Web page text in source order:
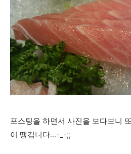
포스팅을 하면서 사진을 보다보니
이 땡깁니다...-_-;;